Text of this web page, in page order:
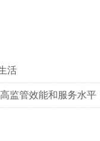
活
监管效能和服务水平